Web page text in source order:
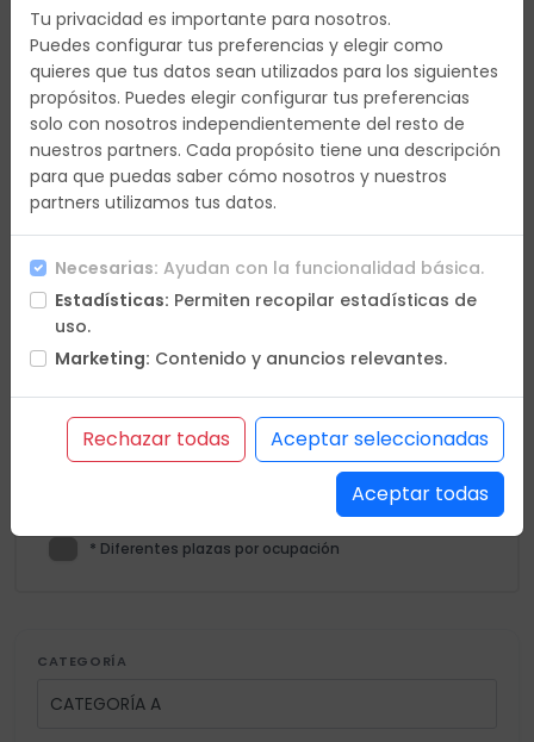
Agosto
2026
Día 15 -
Día 22 -
Confirmación online
Plazas agotadas
* Diferentes plazas por ocupación
CATEGORÍA
Tu privacidad es importante para nosotros.
Puedes configurar tus preferencias y elegir como
quieres que tus datos sean utilizados para los siguientes
propósitos. Puedes elegir configurar tus preferencias
solo con nosotros independientemente del resto de
nuestros partners. Cada propósito tiene una descripción
para que puedas saber cómo nosotros y nuestros
partners utilizamos tus datos.
Necesarias: Ayudan con la funcionalidad básica.
Estadísticas: Permiten recopilar estadísticas de
uso.
Marketing: Contenido y anuncios relevantes.
Rechazar todas
Aceptar seleccionadas
Aceptar todas